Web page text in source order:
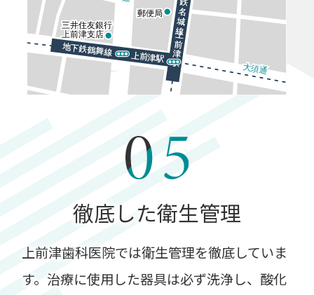
徹底した衛生管理
上前津歯科医院では衛生管理を徹底していま
す。 治療に使用した器具は必ず洗浄し、酸化